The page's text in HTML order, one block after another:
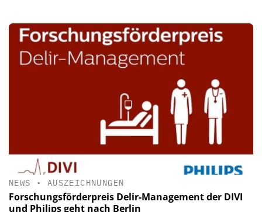
NEWS • AUSZEICHNUNGEN
Forschungsförderpreis Delir-Management der DIVI
und Philips geht nach Berlin